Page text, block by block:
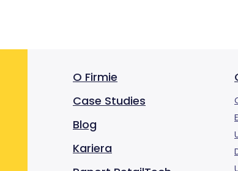
O Firmie
Case Studies
Blog
Kariera